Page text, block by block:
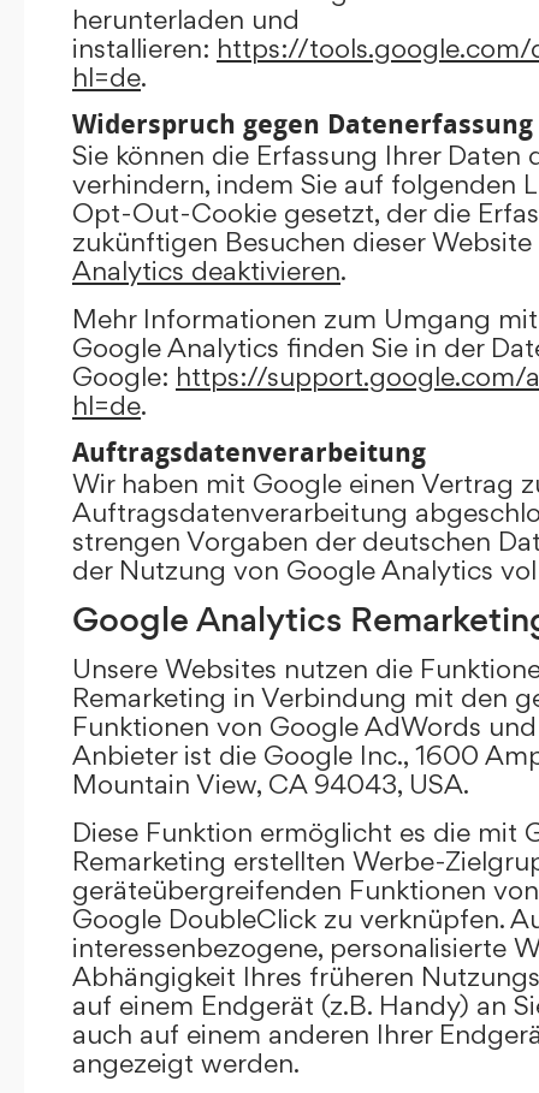
herunterladen und
installieren: https://
hl=de.
Widerspruch gegen Datenerfassung
Sie können die Erfassung Ihrer
verhindern, indem Sie auf folgenden
Opt-Out-Cookie gesetzt, der die
zukünftigen Besuchen dieser
Analytics deaktivieren.
Mehr Informationen zum Umgang
Google Analytics finden Sie in der
Google: https://support.google.com/
hl=de.
Auftragsdatenverarbeitung
Wir haben mit Google einen Vertrag
Auftragsdatenverarbeitung
strengen Vorgaben der deutschen
der Nutzung von Google Analytics
Google Analytics
Unsere Websites nutzen die
Remarketing in Verbindung mit den
Funktionen von Google AdWords
Anbieter ist die Google Inc., 1600
Mountain View, CA 94043, USA.
Diese Funktion ermöglicht es die mit
Remarketing erstellten Werbe-
geräteübergreifenden Funktionen
Google DoubleClick zu verknüpfen.
interessenbezogene, personalisierte
Abhängigkeit Ihres früheren
auf einem Endgerät (z.B. Handy) an
auch auf einem anderen Ihrer
angezeigt werden.